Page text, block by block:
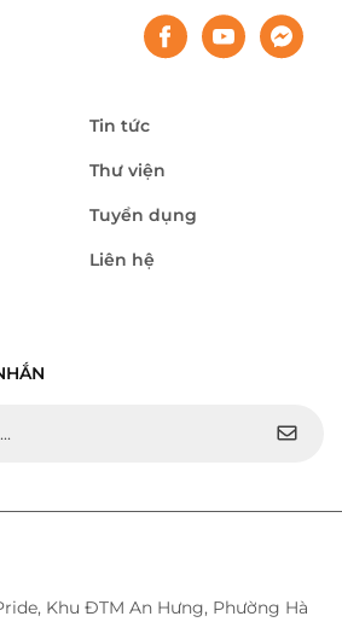
Tin tức
Thư viện
Tuyển dụng
Liên hệ
Khu ĐTM An Hưng, Phường Hà